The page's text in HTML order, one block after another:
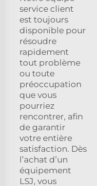
service client
est toujours
disponible pour
résoudre
rapidement
tout problème
ou toute
préoccupation
que vous
pourriez
rencontrer, afin
de garantir
votre entière
satisfaction. Dès
l’achat d’un
équipement
LSJ, vous